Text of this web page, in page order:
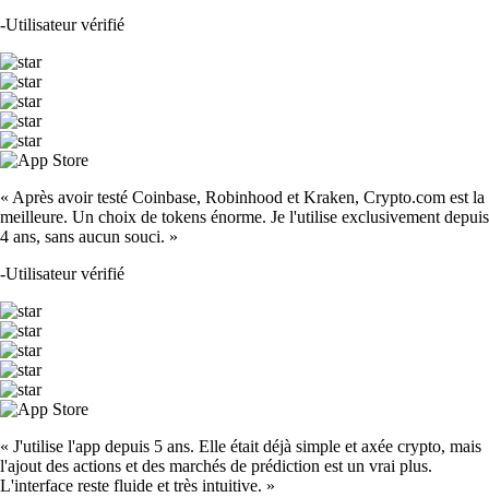
-Utilisateur vérifié
« Après avoir testé Coinbase, Robinhood et Kraken, Crypto.com est la
meilleure. Un choix de tokens énorme. Je l'utilise exclusivement depuis
4 ans, sans aucun souci. »
-Utilisateur vérifié
« J'utilise l'app depuis 5 ans. Elle était déjà simple et axée crypto, mais
l'ajout des actions et des marchés de prédiction est un vrai plus.
L'interface reste fluide et très intuitive. »